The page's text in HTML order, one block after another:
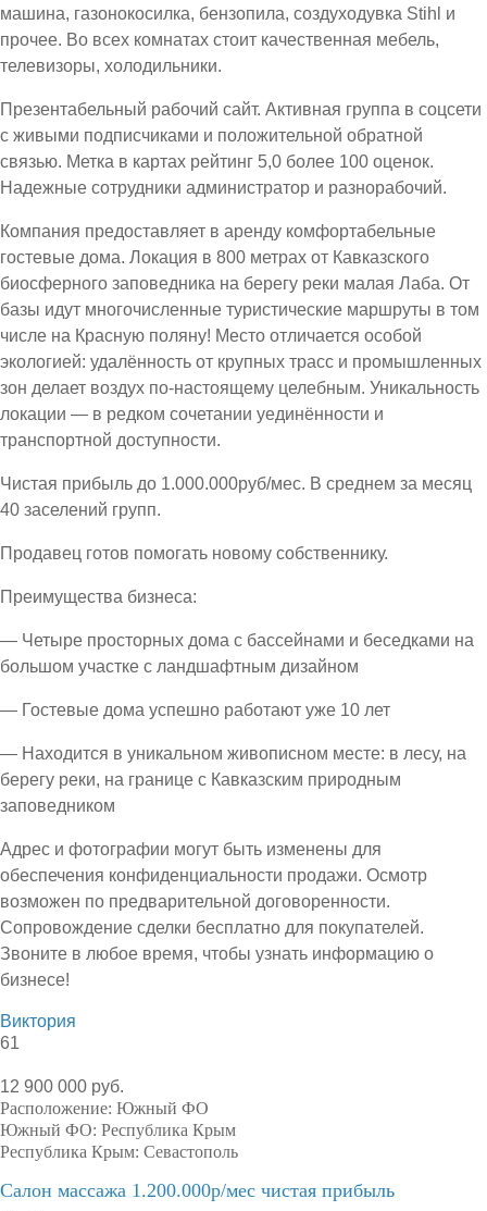
машина, газонокосилка, бензопила, создуходувка Stihl и
прочее. Во всех комнатах стоит качественная мебель,
телевизоры, холодильники.
Презентабельный рабочий сайт. Активная группа в соцсети
с живыми подписчиками и положительной обратной
связью. Метка в картах рейтинг 5,0 более 100 оценок.
Надежные сотрудники администратор и разнорабочий.
Компания предоставляет в аренду комфортабельные
гостевые дома. Локация в 800 метрах от Кавказского
биосферного заповедника на берегу реки малая Лаба. От
базы идут многочисленные туристические маршруты в том
числе на Красную поляну! Место отличается особой
экологией: удалённость от крупных трасс и промышленных
зон делает воздух по-настоящему целебным. Уникальность
локации — в редком сочетании уединённости и
транспортной доступности.
Чистая прибыль до 1.000.000руб/мес. В среднем за месяц
40 заселений групп.
Продавец готов помогать новому собственнику.
Преимущества бизнеса:
— Четыре просторных дома с бассейнами и беседками на
большом участке с ландшафтным дизайном
— Гостевые дома успешно работают уже 10 лет
— Находится в уникальном живописном месте: в лесу, на
берегу реки, на границе с Кавказским природным
заповедником
Адрес и фотографии могут быть изменены для
обеспечения конфиденциальности продажи. Осмотр
возможен по предварительной договоренности.
Сопровождение сделки бесплатно для покупателей.
Звоните в любое время, чтобы узнать информацию о
бизнесе!
Виктория
61
12 900 000 руб.
Расположение: Южный ФО
Южный ФО: Республика Крым
Республика Крым: Севастополь
Салон массажа 1.200.000р/мес чистая прибыль